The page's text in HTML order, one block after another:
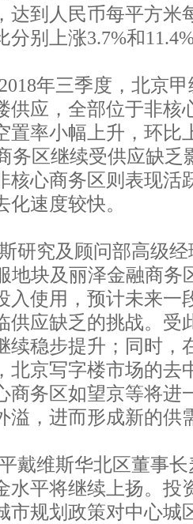
达到人民币每平方米
分别上涨3.7%和
年三季度，北京
供应，全部位于非核
置率小幅上升，环比
务区继续受供应缺
核心商务区则表现活
速度较快。
研究及顾问部高级
地块及丽泽金融商务
入使用，预计未来一
供应缺乏的挑战。受
续稳步提升；同时，
北京写字楼市场的去
商务区如望京等将进
溢，进而形成新的供
戴维斯华北区董事
水平将继续上扬。投
市规划政策对中心城